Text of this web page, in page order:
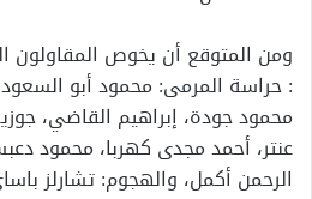
ومن المتوقع أن يخوص المقاولون
: حراسة المرمى: محمود أبو
محمود جودة، إبراهيم القاضي،
عنتر، أحمد مجدى كهربا، محمود
الرحمن أكمل، والهجوم: تشارلز